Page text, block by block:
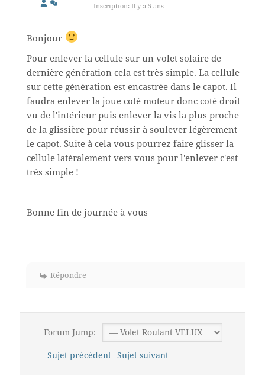
Inscription: Il y a 5 ans
Bonjour
Pour enlever la cellule sur un volet solaire de
dernière génération cela est très simple. La cellule
sur cette génération est encastrée dans le capot. Il
faudra enlever la joue coté moteur donc coté droit
vu de l'intérieur puis enlever la vis la plus proche
de la glissière pour réussir à soulever légèrement
le capot. Suite à cela vous pourrez faire glisser la
cellule latéralement vers vous pour l'enlever c'est
très simple !
Bonne fin de journée à vous
Répondre
Forum Jump:
Sujet précédent Sujet suivant